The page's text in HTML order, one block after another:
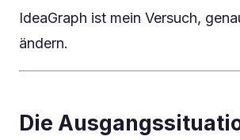
IdeaGraph ist mein Versuch,
ändern.
Die